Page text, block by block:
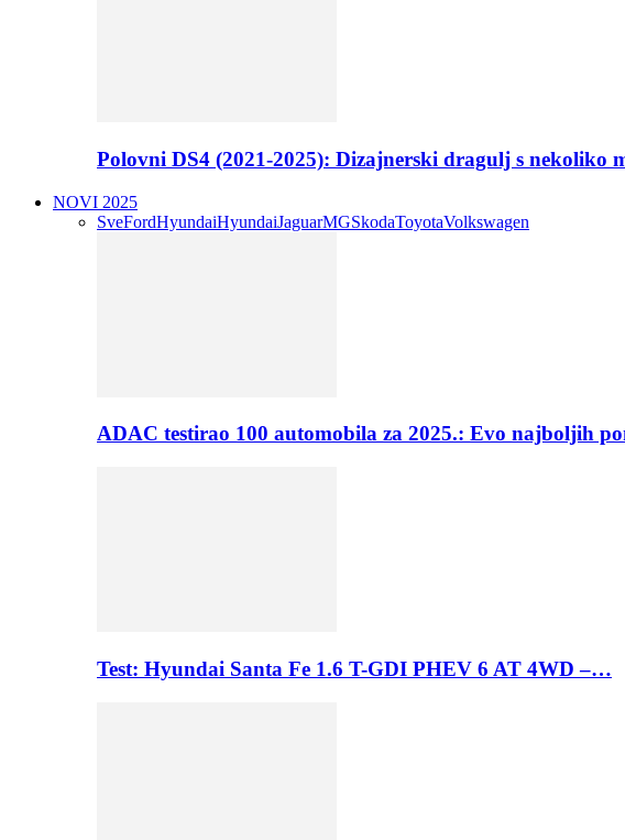
Polovni DS4 (2021-2025): Dizajnerski dragulj s nekoliko
NOVI 2025
SveFordHyundaiHyundaiJaguarMGSkodaToyotaVolkswagen
ADAC testirao 100 automobila za 2025.: Evo najboljih
Test: Hyundai Santa Fe 1.6 T-GDI PHEV 6 AT 4WD –…